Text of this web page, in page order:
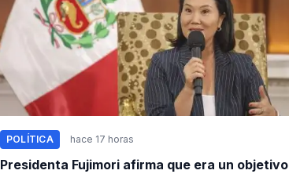
POLÍTICA hace 17 horas
Presidenta Fujimori afirma que era un objetivo